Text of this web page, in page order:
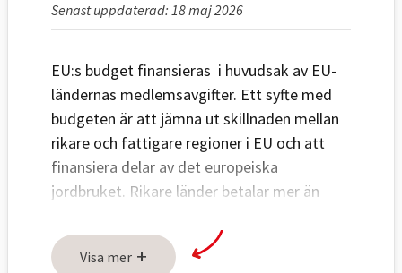
Senast uppdaterad: 18 maj 2026
EU:s budget finansieras i huvudsak av EU-
ländernas medlemsavgifter. Ett syfte med
budgeten är att jämna ut skillnaden mellan
rikare och fattigare regioner i EU och att
finansiera delar av det europeiska
jordbruket. Rikare länder betalar mer än
rabatt på sin avgift. De två största
utgiftsposterna i budgeten går till regioner
Visa mer +